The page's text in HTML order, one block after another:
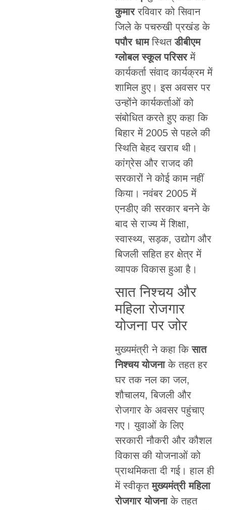
कुमाररविवार को सिवान
जिले के पचरुखी प्रखंड के
पपौर धामस्थितडीबीएम
ग्लोबल स्कूल परिसरमें
कार्यकर्ता संवाद कार्यक्रम में
शामिल हुए। इस अवसर पर
उन्होंने कार्यकर्ताओं को
संबोधित करते हुए कहा कि
बिहार में 2005 से पहले की
स्थिति बेहद खराब थी।
कांग्रेस और राजद की
सरकारों ने कोई काम नहीं
किया। नवंबर 2005 में
एनडीए की सरकार बनने के
बाद से राज्य में शिक्षा,
स्वास्थ्य, सड़क, उद्योग और
बिजली सहित हर क्षेत्र में
व्यापक विकास हुआ है।
सात निश्चय और
महिला रोजगार
योजना पर जोर
मुख्यमंत्री ने कहा किसात
निश्चय योजनाके तहत हर
घर तक नल का जल,
शौचालय, बिजली और
रोजगार के अवसर पहुंचाए
गए। युवाओं के लिए
सरकारी नौकरी और कौशल
विकास की योजनाओं को
प्राथमिकता दी गई। हाल ही
में स्वीकृतमुख्यमंत्री महिला
रोजगार योजनाके तहत